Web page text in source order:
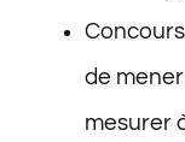
de
mesurer